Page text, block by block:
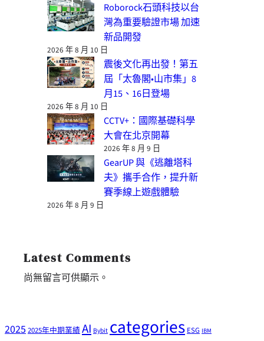
Roborock石頭科技以台
灣為重要驗證市場 加速
新品開發
2026 年 8 月 10 日
震後文化再出發！第五
屆「太魯閣•山市集」8
月15、16日登場
2026 年 8 月 10 日
CCTV+：國際基礎科學
大會在北京開幕
2026 年 8 月 9 日
GearUP 與《逃離塔科
夫》攜手合作，提升新
賽季線上遊戲體驗
2026 年 8 月 9 日
Latest Comments
尚無留言可供顯示。
20252025年中期業績AI Bybitcategories ESG IBM